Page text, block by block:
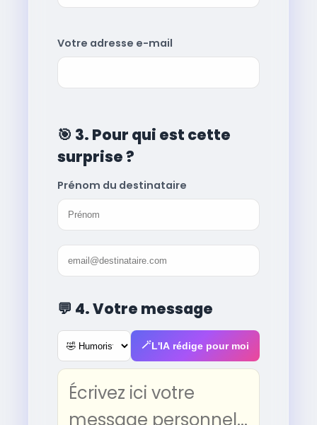
Votre adresse e-mail
🎯 3. Pour qui est cette
surprise ?
Prénom du destinataire
💬 4. Votre message
🪄 L'IA rédige pour moi